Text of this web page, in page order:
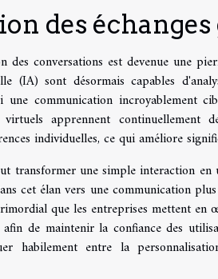
des
conversations est devenue une
(IA) sont désormais capables
une communication incroyablement
apprennent continuellement
individuelles, ce qui améliore
transformer une simple interaction en
cet élan vers une communication
que les entreprises mettent en
de maintenir la confiance des
habilement entre la